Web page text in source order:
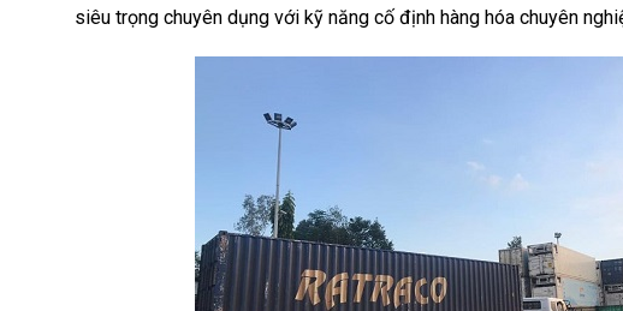
siêu trọng chuyên dụng với kỹ năng cố định hàng hóa chuyên